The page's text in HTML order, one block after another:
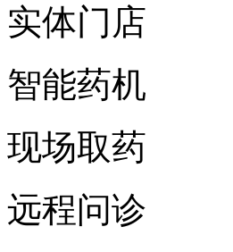
实体门店
智能药机
现场取药
远程问诊